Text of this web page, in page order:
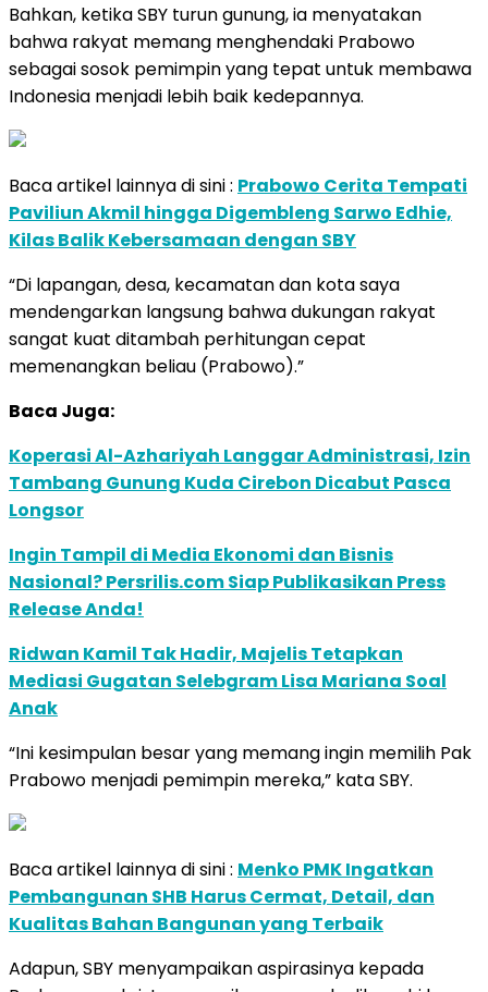
Bahkan, ketika SBY turun gunung, ia menyatakan
bahwa rakyat memang menghendaki Prabowo
sebagai sosok pemimpin yang tepat untuk membawa
Indonesia menjadi lebih baik kedepannya.
Baca artikel lainnya di sini : Prabowo Cerita Tempati
Paviliun Akmil hingga Digembleng Sarwo Edhie,
Kilas Balik Kebersamaan dengan SBY
“Di lapangan, desa, kecamatan dan kota saya
mendengarkan langsung bahwa dukungan rakyat
sangat kuat ditambah perhitungan cepat
memenangkan beliau (Prabowo).”
Baca Juga:
Koperasi Al-Azhariyah Langgar Administrasi, Izin
Tambang Gunung Kuda Cirebon Dicabut Pasca
Longsor
Ingin Tampil di Media Ekonomi dan Bisnis
Nasional? Persrilis.com Siap Publikasikan Press
Release Anda!
Ridwan Kamil Tak Hadir, Majelis Tetapkan
Mediasi Gugatan Selebgram Lisa Mariana Soal
Anak
“Ini kesimpulan besar yang memang ingin memilih Pak
Prabowo menjadi pemimpin mereka,” kata SBY.
Baca artikel lainnya di sini : Menko PMK Ingatkan
Pembangunan SHB Harus Cermat, Detail, dan
Kualitas Bahan Bangunan yang Terbaik
Adapun, SBY menyampaikan aspirasinya kepada